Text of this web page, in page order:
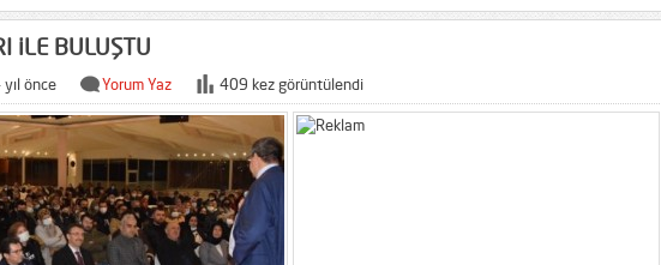
iLE BULUŞTU
yıl önce Yorum Yaz 409 kez görüntülendi